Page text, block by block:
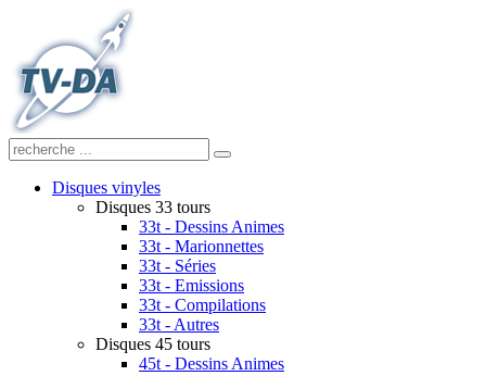
Disques vinyles
Disques 33 tours
33t - Dessins Animes
33t - Marionnettes
33t - Séries
33t - Emissions
33t - Compilations
33t - Autres
Disques 45 tours
45t - Dessins Animes